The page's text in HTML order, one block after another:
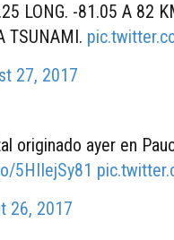
LONG. -81.05 A 82
TSUNAMI.
27, 2017
originado ayer en
5HIIejSy81
26, 2017